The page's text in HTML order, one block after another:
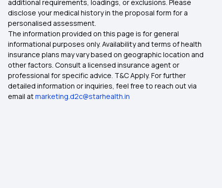
additional requirements, loadings, or exclusions. Please
disclose your medical history in the proposal form for a
personalised assessment.
The information provided on this page is for general
informational purposes only. Availability and terms of health
insurance plans may vary based on geographic location and
other factors. Consult a licensed insurance agent or
professional for specific advice. T&C Apply. For further
detailed information or inquiries, feel free to reach out via
email atmarketing.d2c@starhealth.in